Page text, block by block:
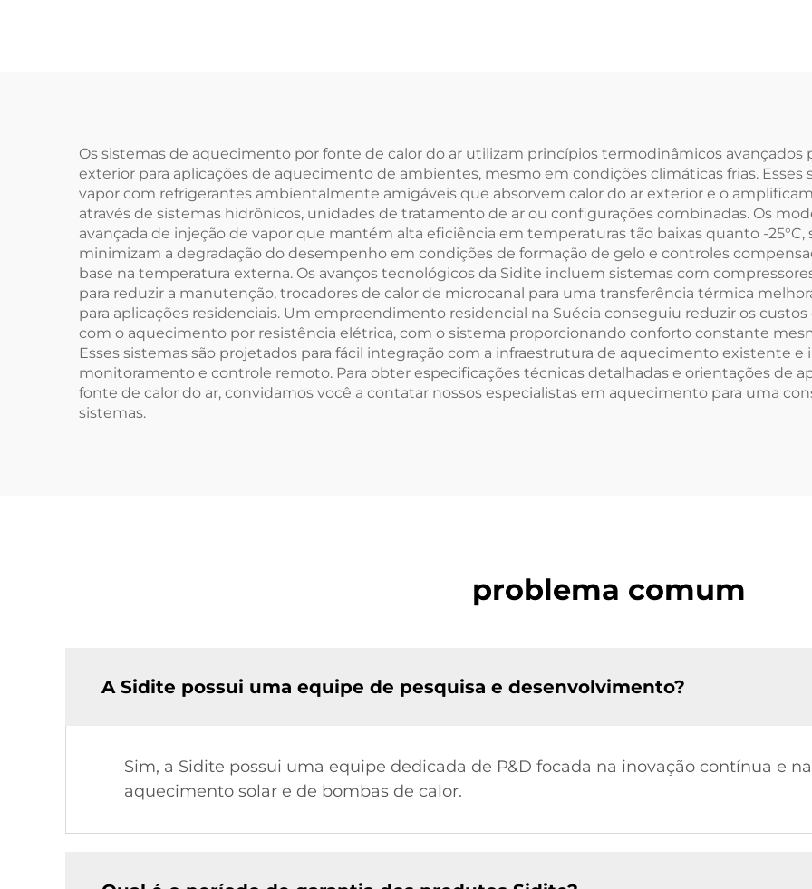
Tanque Interno SPCC
para Hotéis
Solares
Aquecedores
de Água 1/
Os sistemas de aquecimento por fonte de calor do ar utilizam princípios termodinâmicos
exterior para aplicações de aquecimento de ambientes, mesmo em condições climáticas frias.
vapor com refrigerantes ambientalmente amigáveis que absorvem calor do ar exterior e o
através de sistemas hidrônicos, unidades de tratamento de ar ou configurações combinadas. Os
avançada de injeção de vapor que mantém alta eficiência em temperaturas tão baixas quanto -
minimizam a degradação do desempenho em condições de formação de gelo e controles
base na temperatura externa. Os avanços tecnológicos da Sidite incluem sistemas com
para reduzir a manutenção, trocadores de calor de microcanal para uma transferência térmica
para aplicações residenciais. Um empreendimento residencial na Suécia conseguiu reduzir os
com o aquecimento por resistência elétrica, com o sistema proporcionando conforto constante
Esses sistemas são projetados para fácil integração com a infraestrutura de aquecimento existente
monitoramento e controle remoto. Para obter especificações técnicas detalhadas e orientações de
fonte de calor do ar, convidamos você a contatar nossos especialistas em aquecimento para uma
sistemas.
problema comum
A Sidite possui uma equipe de pesquisa e desenvolvimento?
Sim, a Sidite possui uma equipe dedicada de P&D focada na inovação contínua e
aquecimento solar e de bombas de calor.